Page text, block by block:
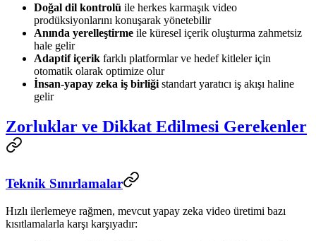
Doğal dil kontrolü ile herkes karmaşık video
prodüksiyonlarını konuşarak yönetebilir
Anında yerelleştirme ile küresel içerik oluşturma zahmetsiz
hale gelir
Adaptif içerik farklı platformlar ve hedef kitleler için
otomatik olarak optimize olur
İnsan-yapay zeka iş birliği standart yaratıcı iş akışı haline
gelir
Zorluklar ve Dikkat Edilmesi Gerekenler
Teknik Sınırlamalar
Hızlı ilerlemeye rağmen, mevcut yapay zeka video üretimi bazı
kısıtlamalarla karşı karşıyadır: